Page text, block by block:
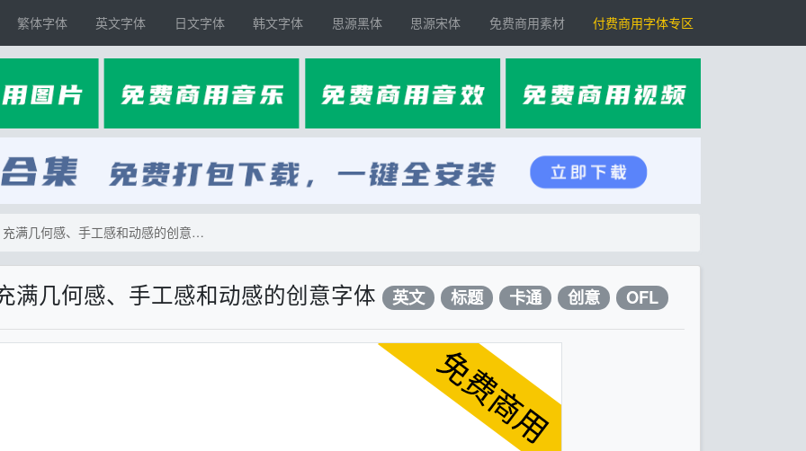
繁体字体 英文字体 日文字体 韩文字体 思源黑体 思源宋体 免费商用素材 付费商用字体专区
【Rubik Doodle Triangles】充满几何感、手工感和动感的创意字体
满几何感、手工感和动感的创意字体 英文 标题 卡通 创意 OFL